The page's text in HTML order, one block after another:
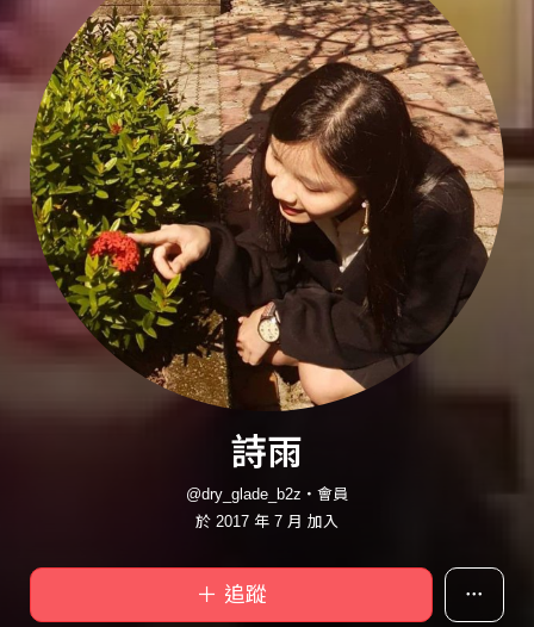
詩雨
@dry_glade_b2z・會員
於 2017 年 7 月 加入
＋ 追蹤